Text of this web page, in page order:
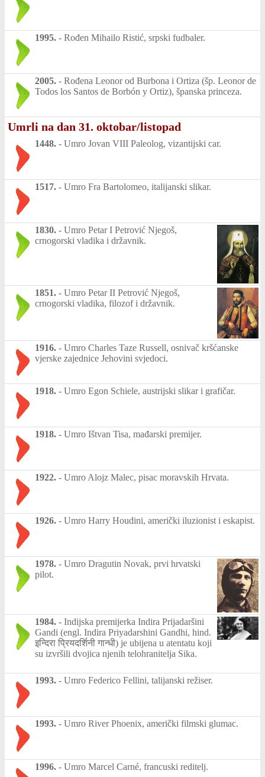
1995. - Rođen Mihailo Ristić, srpski fudbaler.
2005. - Rođena Leonor od Burbona i Ortiza (šp. Leonor de
Todos los Santos de Borbón y Ortiz), španska princeza.
Umrli na dan 31. oktobar/listopad
1448. - Umro Jovan VIII Paleolog, vizantijski car.
1517. - Umro Fra Bartolomeo, italijanski slikar.
1830. - Umro Petar I Petrović Njegoš,
crnogorski vladika i državnik.
1851. - Umro Petar II Petrović Njegoš,
crnogorski vladika, filozof i državnik.
1916. - Umro Charles Taze Russell, osnivač kršćanske
vjerske zajednice Jehovini svjedoci.
1918. - Umro Egon Schiele, austrijski slikar i grafičar.
1918. - Umro Ištvan Tisa, mađarski premijer.
1922. - Umro Alojz Malec, pisac moravskih Hrvata.
1926. - Umro Harry Houdini, američki iluzionist i eskapist.
1978. - Umro Dragutin Novak, prvi hrvatski
pilot.
1984. - Indijska premijerka Indira Prijadaršini
Gandi (engl. Indira Priyadarshini Gandhi, hind.
इन्दिरा प्रियदर्शिनी गान्धी) je ubijena u atentatu koji
su izvršili dvojica njenih telohranitelja Sika.
1993. - Umro Federico Fellini, talijanski režiser.
1993. - Umro River Phoenix, američki filmski glumac.
1996. - Umro Marcel Carné, francuski reditelj.